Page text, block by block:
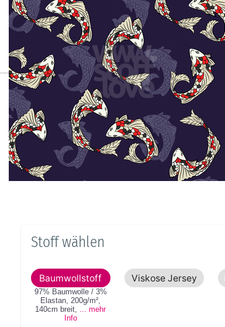
Stoff wählen
Baumwollstoff
97% Baumwolle / 3%
Elastan,200g/m²,
140cm breit, ... mehr
Info
Viskose Jersey